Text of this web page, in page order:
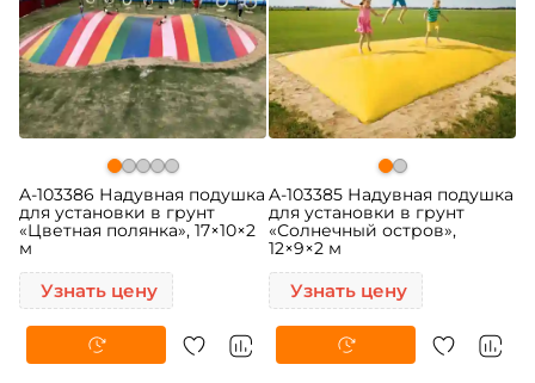
A-103386 Надувная подушка
для установки в грунт
«Цветная полянка», 17×10×2
м
Узнать цену
A-103385 Надувная подушка
для установки в грунт
«Солнечный остров»,
12×9×2 м
Узнать цену